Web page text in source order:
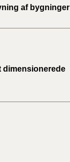
af bygninger
dimensionerede